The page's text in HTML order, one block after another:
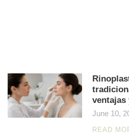
ventajas
June 10,
READ